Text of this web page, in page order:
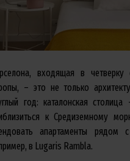
входящая в
– это не только
год: каталонская
к Средиземному
апартаменты рядом
в Lugaris Rambla.